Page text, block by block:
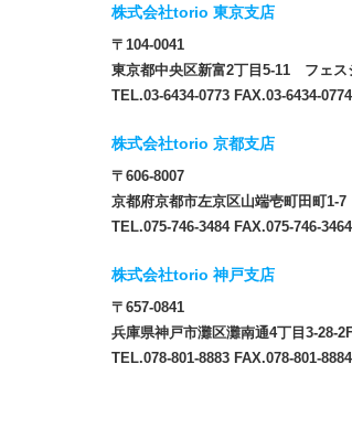
株式会社torio 東京支店
〒104-0041
東京都中央区新富2丁目5-11 フェス
TEL.03-6434-0773 FAX.03-6434-0774
株式会社torio 京都支店
〒606-8007
京都府京都市左京区山端壱町田町1-
TEL.075-746-3484 FAX.075-746-3464
株式会社torio 神戸支店
〒657-0841
兵庫県神戸市灘区灘南通4丁目3-28-
TEL.078-801-8883 FAX.078-801-8884